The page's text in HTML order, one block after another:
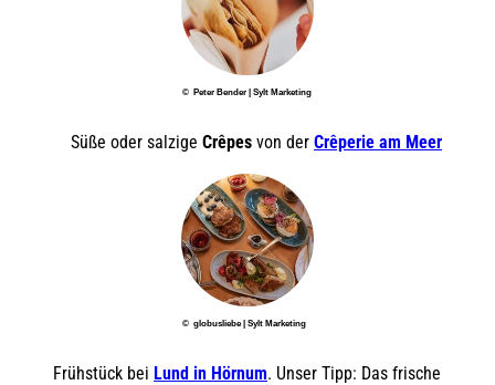
© Peter Bender | Sylt Marketing
Süße oder salzige Crêpesvon der Crêperie am Meer
© globusliebe | Sylt Marketing
Frühstück bei Lund in Hörnum. Unser Tipp: Das frische